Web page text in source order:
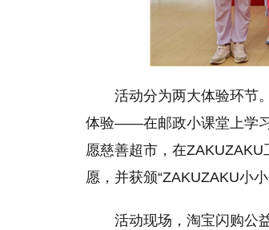
活动分为两大体验环节
体验——在邮政小课堂上学
愿慈善超市，在
愿，并获颁“ZAKUZAKU小
活动现场，淘宝闪购公